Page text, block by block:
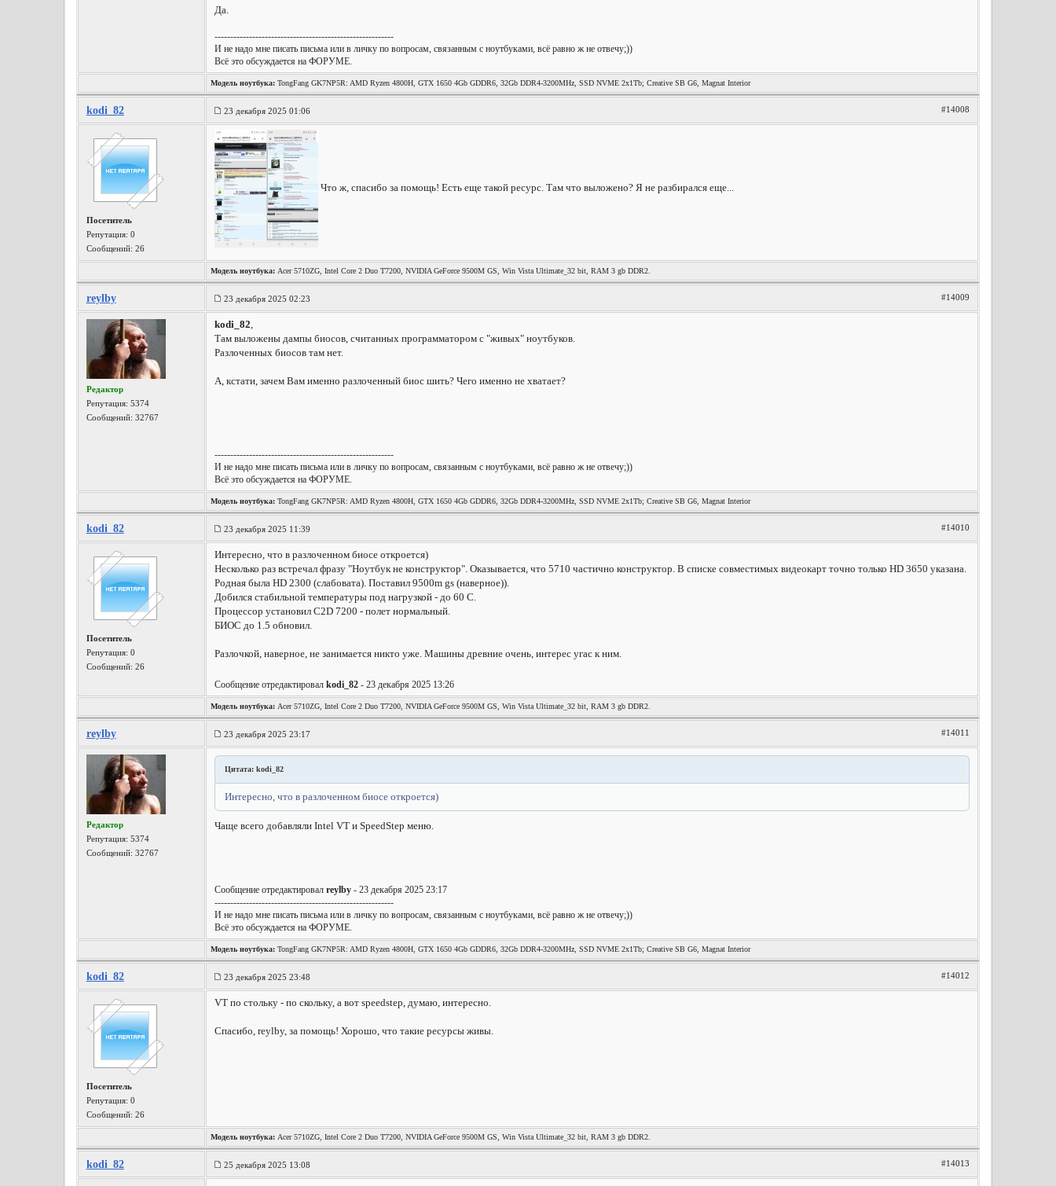
Да.
---------------------------------------------------------
И не надо мне писать письма или в личку по вопросам, связанным с ноутбуками, всё равно ж не отвечу;))
Всё это обсуждается на ФОРУМЕ.
Модель ноутбука:TongFang GK7NP5R: AMD Ryzen 4800H, GTX 1650 4Gb GDDR6, 32Gb DDR4-3200MHz, SSD NVME 2x1Tb; Creative SB G6, Magnat Interior
Wireless, Win10 x64, etc.
kodi_82 23 декабря 2025 01:06 #14008
Посетитель
Репутация: 0
Сообщений: 26
Что ж, спасибо за помощь! Есть еще такой ресурс. Там что выложено? Я не разбирался еще...
Модель ноутбука:Acer 5710ZG, Intel Core 2 Duo T7200, NVIDIA GeForce 9500M GS, Win Vista Ultimate_32 bit, RAM 3 gb DDR2.
reylby 23 декабря 2025 02:23 #14009
Редактор
Репутация: 5374
Сообщений: 32767
kodi_82,
Там выложены дампы биосов, считанных программатором с "живых" ноутбуков.
Разлоченных биосов там нет.
А, кстати, зачем Вам именно разлоченный биос шить? Чего именно не хватает?
---------------------------------------------------------
И не надо мне писать письма или в личку по вопросам, связанным с ноутбуками, всё равно ж не отвечу;))
Всё это обсуждается на ФОРУМЕ.
Модель ноутбука:TongFang GK7NP5R: AMD Ryzen 4800H, GTX 1650 4Gb GDDR6, 32Gb DDR4-3200MHz, SSD NVME 2x1Tb; Creative SB G6, Magnat Interior
Wireless, Win10 x64, etc.
kodi_82 23 декабря 2025 11:39 #14010
Посетитель
Репутация: 0
Сообщений: 26
Интересно, что в разлоченном биосе откроется)
Несколько раз встречал фразу "Ноутбук не конструктор". Оказывается, что 5710 частично конструктор. В списке совместимых видеокарт точно только HD 3650 указана.
Родная была HD 2300 (слабовата). Поставил 9500m gs (наверное)).
Добился стабильной температуры под нагрузкой - до 60 С.
Процессор установил C2D 7200 - полет нормальный.
БИОС до 1.5 обновил.
Разлочкой, наверное, не занимается никто уже. Машины древние очень, интерес угас к ним.
Сообщение отредактировал kodi_82- 23 декабря 2025 13:26
Модель ноутбука:Acer 5710ZG, Intel Core 2 Duo T7200, NVIDIA GeForce 9500M GS, Win Vista Ultimate_32 bit, RAM 3 gb DDR2.
reylby 23 декабря 2025 23:17 #14011
Редактор
Репутация: 5374
Сообщений: 32767
Цитата: kodi_82
Интересно, что в разлоченном биосе откроется)
Чаще всего добавляли Intel VT и SpeedStep меню.
Сообщение отредактировал reylby- 23 декабря 2025 23:17
---------------------------------------------------------
И не надо мне писать письма или в личку по вопросам, связанным с ноутбуками, всё равно ж не отвечу;))
Всё это обсуждается на ФОРУМЕ.
Модель ноутбука:TongFang GK7NP5R: AMD Ryzen 4800H, GTX 1650 4Gb GDDR6, 32Gb DDR4-3200MHz, SSD NVME 2x1Tb; Creative SB G6, Magnat Interior
Wireless, Win10 x64, etc.
kodi_82 23 декабря 2025 23:48 #14012
Посетитель
Репутация: 0
Сообщений: 26
VT по стольку - по скольку, а вот speedstep, думаю, интересно.
Спасибо, reylby, за помощь! Хорошо, что такие ресурсы живы.
Модель ноутбука:Acer 5710ZG, Intel Core 2 Duo T7200, NVIDIA GeForce 9500M GS, Win Vista Ultimate_32 bit, RAM 3 gb DDR2.
kodi_82 25 декабря 2025 13:08 #14013